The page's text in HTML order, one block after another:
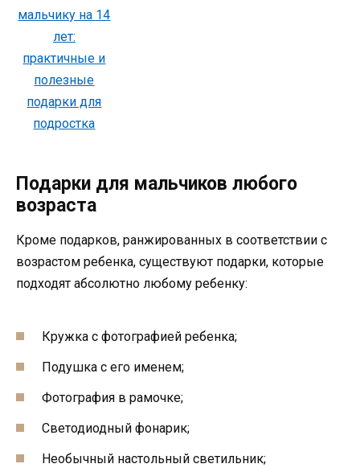
Подарки для мальчиков любого
возраста
Кроме подарков, ранжированных в соответствии с
возрастом ребенка, существуют подарки, которые
подходят абсолютно любому ребенку:
Кружка с фотографией ребенка;
Подушка с его именем;
Фотография в рамочке;
Светодиодный фонарик;
Необычный настольный светильник;